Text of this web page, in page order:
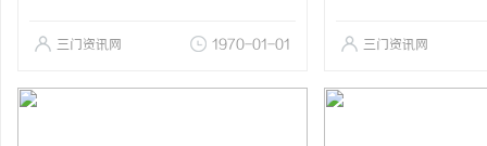
三门资讯网 1970-01-01 三门资讯网